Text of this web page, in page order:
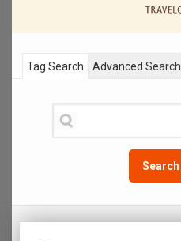
Tag Search
Search
Advanced Search